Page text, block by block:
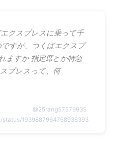
クスプレスに乗って千
すが、つくばエクスプ
ますか 指定席とか特急
プレスって、何
@25rang57579935
1939887964768936393